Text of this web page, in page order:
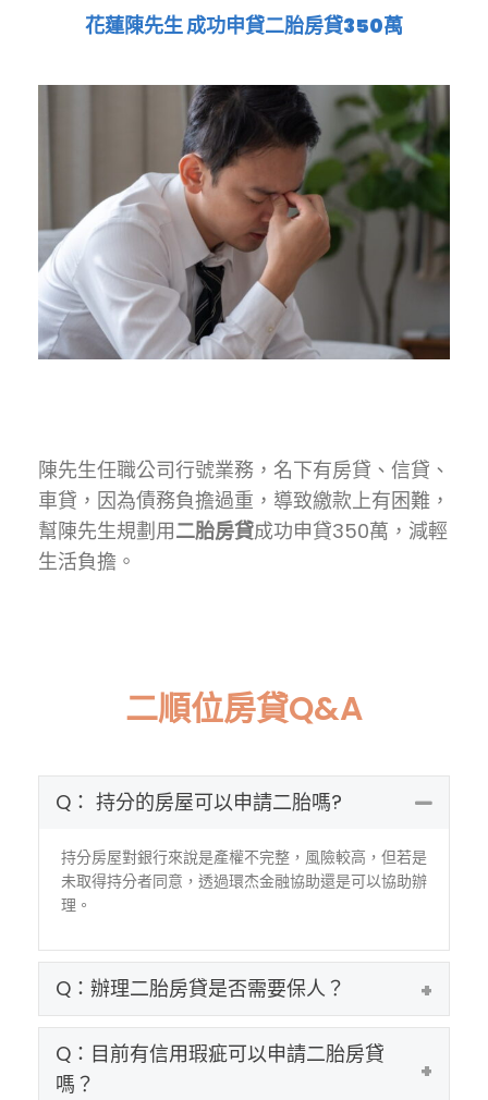
花蓮陳先生 成功申貸二胎房貸350萬
陳先生任職公司行號業務，名下有房貸、信貸、
車貸，因為債務負擔過重，導致繳款上有困難，
幫陳先生規劃用二胎房貸成功申貸350萬，減輕
生活負擔。
二順位房貸Q&A
Q： 持分的房屋可以申請二胎嗎?
持分房屋對銀行來說是產權不完整，風險較高，但若是
未取得持分者同意，透過環杰金融協助還是可以協助辦
理。
Q：辦理二胎房貸是否需要保人？
Q：目前有信用瑕疵可以申請二胎房貸
嗎？